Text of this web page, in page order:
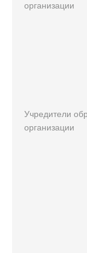
организации
Учредители
организации